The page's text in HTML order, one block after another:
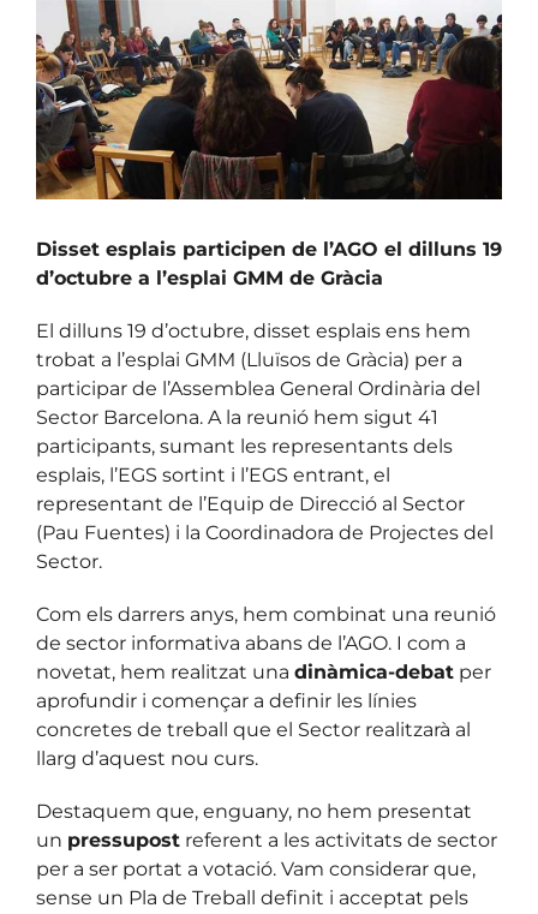
View
Larger
Image
Disset esplais participen de l’AGO el dilluns 19
d’octubre a l’esplai GMM de Gràcia
El dilluns 19 d’octubre, disset esplais ens hem
trobat a l’esplai GMM (Lluïsos de Gràcia) per a
participar de l’Assemblea General Ordinària del
Sector Barcelona. A la reunió hem sigut 41
participants, sumant les representants dels
esplais, l’EGS sortint i l’EGS entrant, el
representant de l’Equip de Direcció al Sector
(Pau Fuentes) i la Coordinadora de Projectes del
Sector.
Com els darrers anys, hem combinat una reunió
de sector informativa abans de l’AGO. I com a
novetat, hem realitzat una dinàmica-debat per
aprofundir i començar a definir les línies
concretes de treball que el Sector realitzarà al
llarg d’aquest nou curs.
Destaquem que, enguany, no hem presentat
un pressupost referent a les activitats de sector
per a ser portat a votació. Vam considerar que,
sense un Pla de Treball definit i acceptat pels